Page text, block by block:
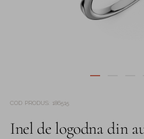
COD PRODUS 186515
Inel de logodna din